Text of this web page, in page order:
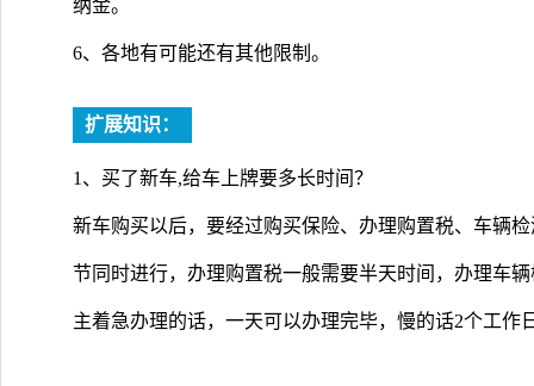
纳金。
6、各地有可能还有其他限制。
扩展知识：
1、买了新车,给车上牌要多长时间？
新车购买以后，要经过购买保险、办理购置税、车辆
节同时进行，办理购置税一般需要半天时间，办理车
主着急办理的话，一天可以办理完毕，慢的话2个工作